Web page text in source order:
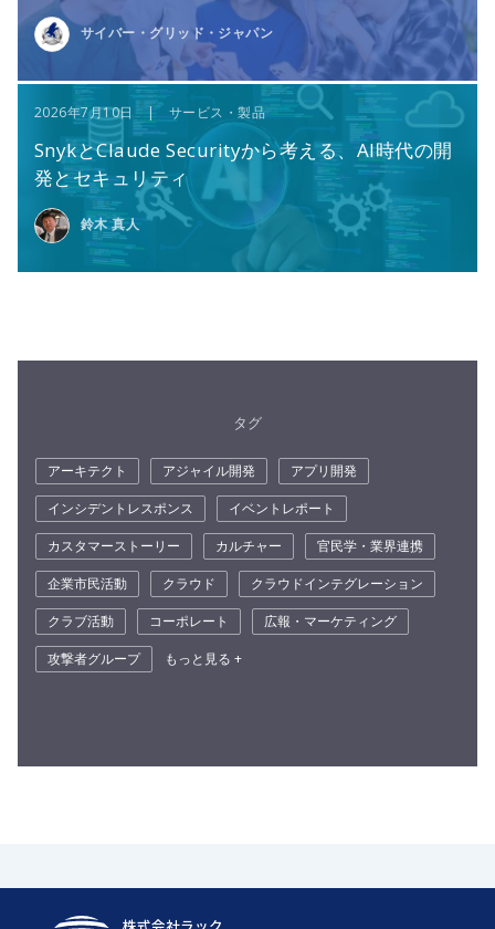
サイバー・グリッド・ジャパン
2026年7月10日 | サービス・製品
SnykとClaude Securityから考える、AI時代の開
発とセキュリティ
鈴木 真人
タグ
アーキテクト アジャイル開発
アプリ開発
インシデントレスポンス
イベントレポート
カスタマーストーリー
カルチャー
官民学・業界連携
企業市民活動
クラウド
クラウドインテグレーション
クラブ活動
コーポレート
広報・マーケティング
攻撃者グループ
もっと見る +